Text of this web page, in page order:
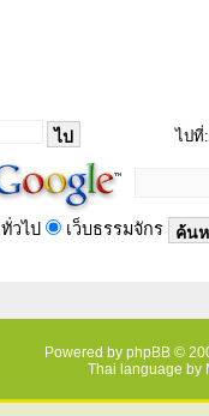
ไปที่:
ทั่วไป เว็บธรรมจักร
Powered by phpBB ©
Thai language by